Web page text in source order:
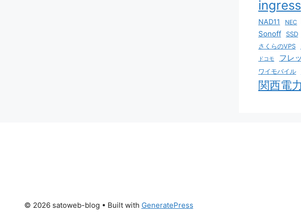
ingress
NAD11 NEC
Sonoff SSD
さくらのVPS
ドコモ フレ
ワイモバイル
関西電力
© 2026 satoweb-blog • Built with GeneratePress